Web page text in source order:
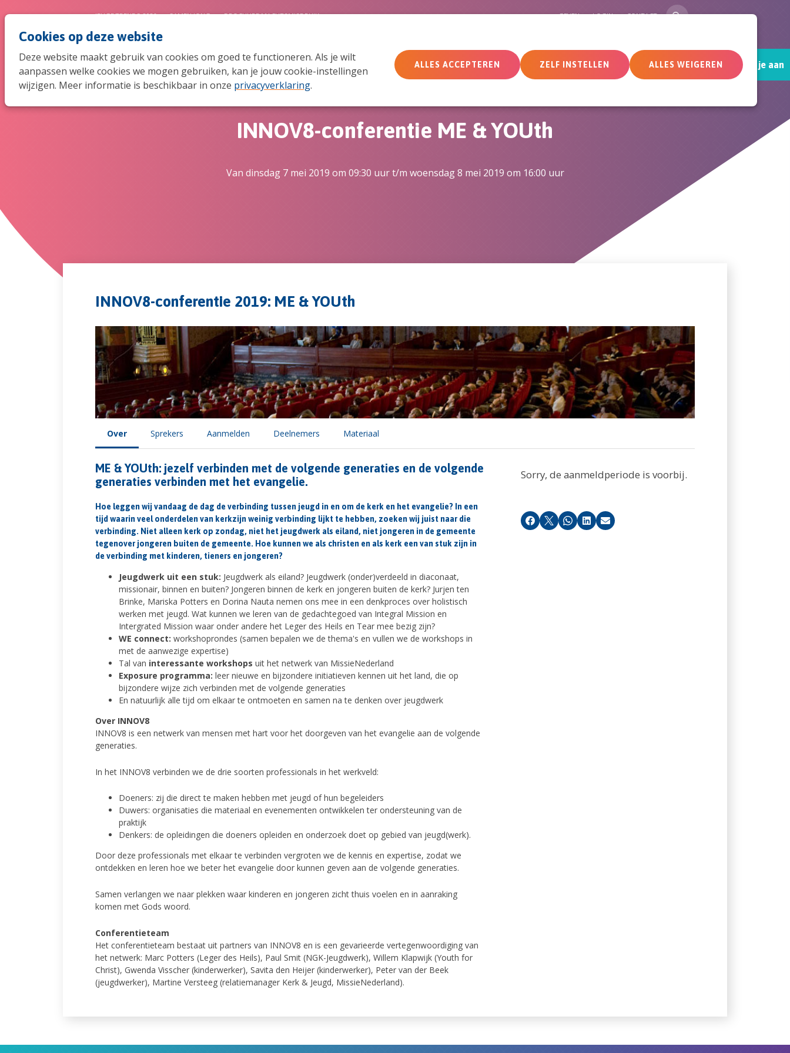
Cookies op deze website
Deze website maakt gebruik van cookies om goed te functioneren. Als je wilt
aanpassen welke cookies we mogen gebruiken, kan je jouw cookie-instellingen
wijzigen. Meer informatie is beschikbaar in onze privacyverklaring.
ALLES ACCEPTEREN ZELF INSTELLEN ALLES WEIGEREN
Wie wij zijn Wat we doen Doe mee Actueel Deelnemersomgeving Sluit je aan
JEUGDTRENDS 2026 SAMEN JONG BROCHURE MACHTSMISBRUIK GEVEN LOGIN CONTACT ZOEK
INNOV8-conferentie ME & YOUth
Van dinsdag 7 mei 2019 om 09:30 uur t/m woensdag 8 mei 2019 om 16:00 uur
INNOV8-conferentie 2019: ME & YOUth
Over Sprekers Aanmelden Deelnemers Materiaal
ME & YOUth: jezelf verbinden met de volgende generaties en de volgende
generaties verbinden met het evangelie.
Hoe leggen wij vandaag de dag de verbinding tussen jeugd in en om de kerk en het evangelie? In een
tijd waarin veel onderdelen van kerkzijn weinig verbinding lijkt te hebben, zoeken wij juist naar die
verbinding. Niet alleen kerk op zondag, niet het jeugdwerk als eiland, niet jongeren in de gemeente
tegenover jongeren buiten de gemeente. Hoe kunnen we als christen en als kerk een van stuk zijn in
de verbinding met kinderen, tieners en jongeren?
Jeugdwerk uit een stuk: Jeugdwerk als eiland? Jeugdwerk (onder)verdeeld in diaconaat,
missionair, binnen en buiten? Jongeren binnen de kerk en jongeren buiten de kerk? Jurjen ten
Brinke, Mariska Potters en Dorina Nauta nemen ons mee in een denkproces over holistisch
werken met jeugd. Wat kunnen we leren van de gedachtegoed van Integral Mission en
Intergrated Mission waar onder andere het Leger des Heils en Tear mee bezig zijn?
WE connect: workshoprondes (samen bepalen we de thema's en vullen we de workshops in
met de aanwezige expertise)
Tal van interessante workshops uit het netwerk van MissieNederland
Exposure programma: leer nieuwe en bijzondere initiatieven kennen uit het land, die op
bijzondere wijze zich verbinden met de volgende generaties
En natuurlijk alle tijd om elkaar te ontmoeten en samen na te denken over jeugdwerk
Over INNOV8
INNOV8 is een netwerk van mensen met hart voor het doorgeven van het evangelie aan de volgende
generaties.
In het INNOV8 verbinden we de drie soorten professionals in het werkveld:
Doeners: zij die direct te maken hebben met jeugd of hun begeleiders
Duwers: organisaties die materiaal en evenementen ontwikkelen ter ondersteuning van de
praktijk
Denkers: de opleidingen die doeners opleiden en onderzoek doet op gebied van jeugd(werk).
Door deze professionals met elkaar te verbinden vergroten we de kennis en expertise, zodat we
ontdekken en leren hoe we beter het evangelie door kunnen geven aan de volgende generaties.
Samen verlangen we naar plekken waar kinderen en jongeren zicht thuis voelen en in aanraking
komen met Gods woord.
Conferentieteam
Het conferentieteam bestaat uit partners van INNOV8 en is een gevarieerde vertegenwoordiging van
het netwerk: Marc Potters (Leger des Heils), Paul Smit (NGK-Jeugdwerk), Willem Klapwijk (Youth for
Christ), Gwenda Visscher (kinderwerker), Savita den Heijer (kinderwerker), Peter van der Beek
(jeugdwerker), Martine Versteeg (relatiemanager Kerk & Jeugd, MissieNederland).
Sorry, de aanmeldperiode is voorbij.
Facebook
X Whatsapp
LinkedInE-mail